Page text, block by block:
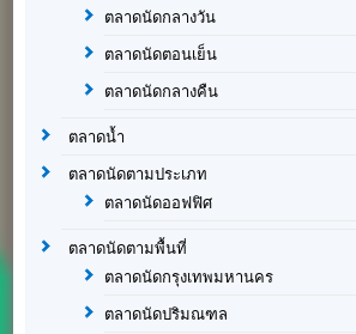
ตลาดนัดกลางวัน
ตลาดนัดตอนเย็น
ตลาดนัดกลางคืน
ตลาดน้ำ
ตลาดนัดตามประเภท
ตลาดนัดออฟฟิศ
ตลาดนัดตามพื้นที่
ตลาดนัดกรุงเทพมหานคร
ตลาดนัดปริมณฑล